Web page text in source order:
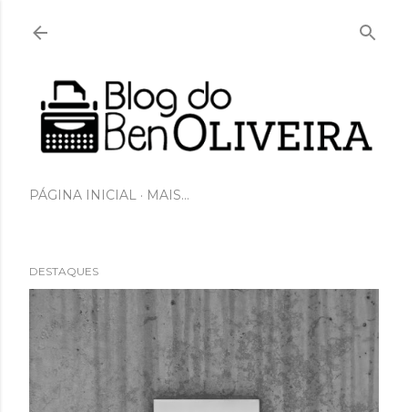
PÁGINA INICIAL MAIS…
DESTAQUES